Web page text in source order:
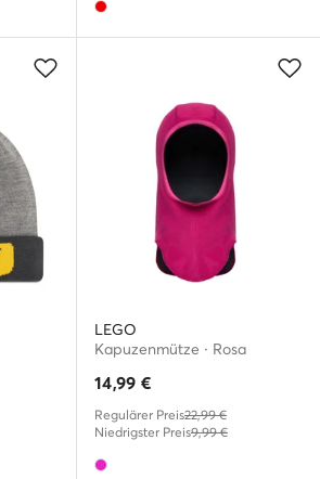
LEGO
Kapuzenmütze · Rosa
14,99 €
Regulärer Preis22,99 €
Niedrigster Preis9,99 €